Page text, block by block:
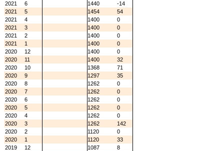
2021
6 1440
-14
2021
5 1454
54
2021
4 1400
0
2021
3 1400
0
2021
2 1400
0
2021
1 1400
0
2020
12 1400
0
2020
11 1400
32
2020
10 1368
71
2020
9 1297
35
2020
8 1262
0
2020
7 1262
0
2020
6 1262
0
2020
5 1262
0
2020
4 1262
0
2020
3 1262
142
2020
2 1120
0
2020
1 1120
33
2019
12 1087
8